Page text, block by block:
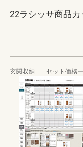
22ラシッサ商品
玄関収納 セット価格